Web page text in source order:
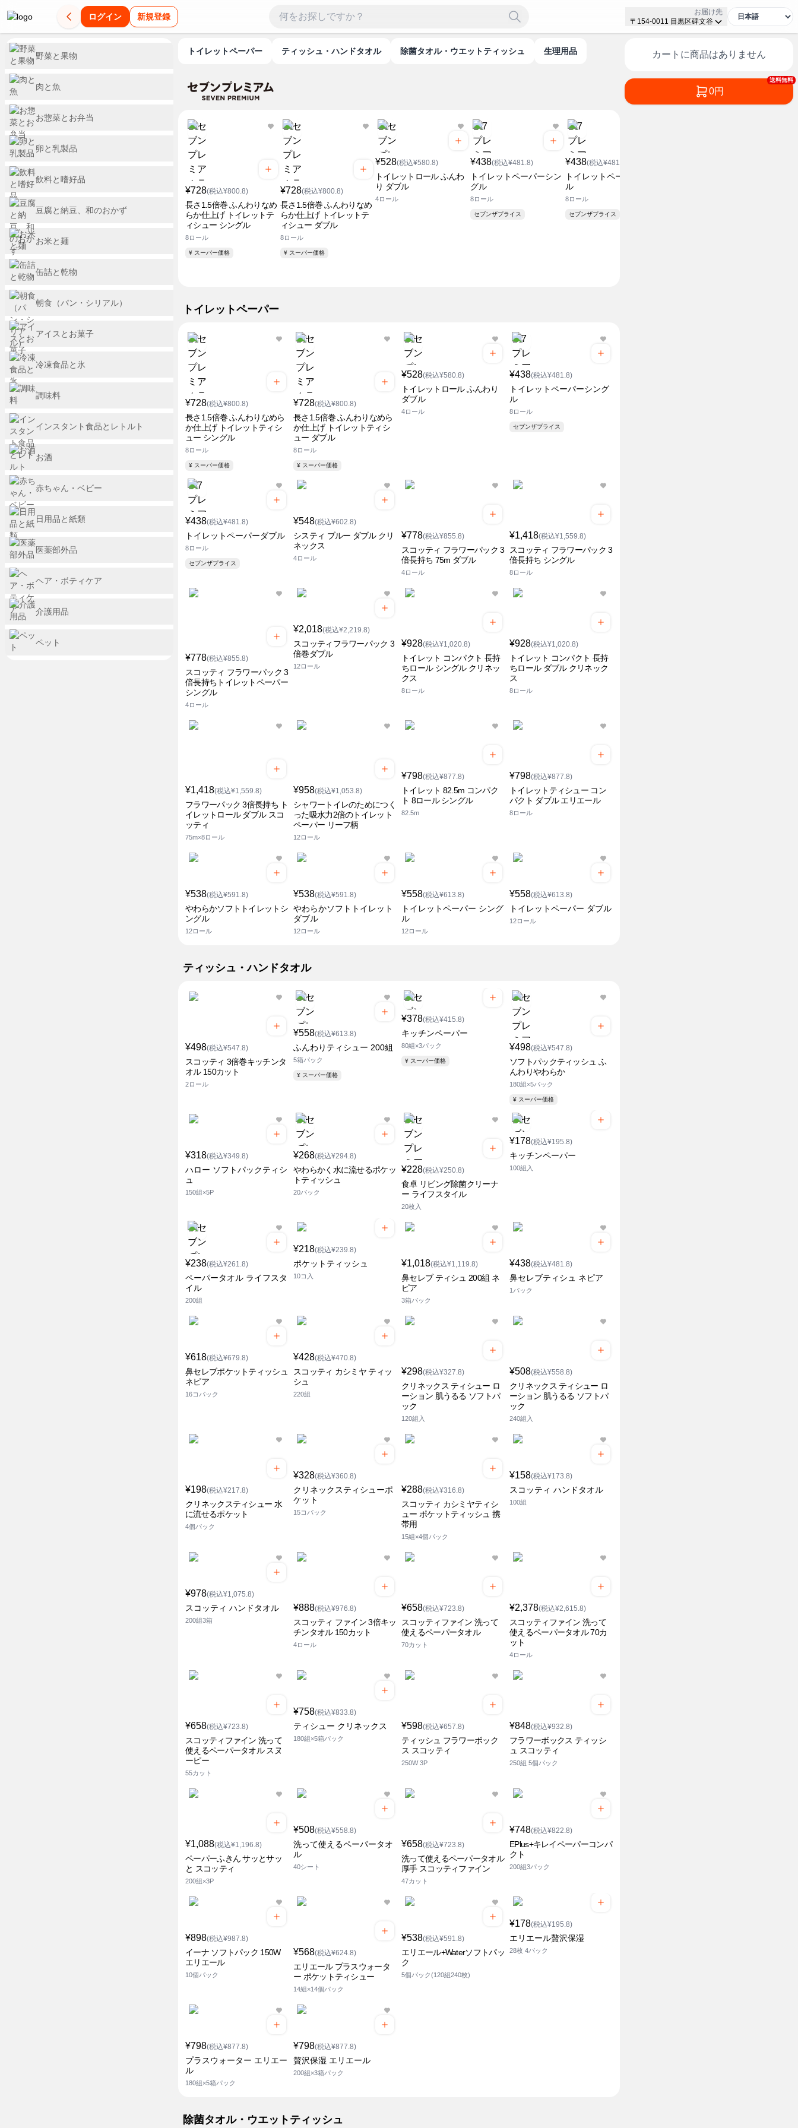
ログイン 新規登録
お届け先
〒154-0011 目黒区碑文谷
トイレットペーパー ティッシュ・ハンドタオル 除菌タオル・ウエットティッシュ 生理用品
¥728(税込¥800.8)
長さ1.5倍巻 ふんわりなめ
らか仕上げ トイレットテ
ィシュー シングル
8ロール
¥ スーパー価格
¥728(税込¥800.8)
長さ1.5倍巻 ふんわりなめ
らか仕上げ トイレットテ
ィシュー ダブル
8ロール
¥ スーパー価格
¥528(税込¥580.8)
トイレットロール ふんわ
り ダブル
4ロール
¥438(税込¥481.8)
トイレットペーパーシン
グル
8ロール
セブンザプライス
¥438(税込¥481.8)
トイレットペーパーダブ
ル
8ロール
セブンザプライス
トイレットペーパー
¥728(税込¥800.8)
長さ1.5倍巻 ふんわりなめら
か仕上げ トイレットティシ
ュー シングル
8ロール
¥ スーパー価格
¥728(税込¥800.8)
長さ1.5倍巻 ふんわりなめら
か仕上げ トイレットティシ
ュー ダブル
8ロール
¥ スーパー価格
¥528(税込¥580.8)
トイレットロール ふんわり
ダブル
4ロール
¥438(税込¥481.8)
トイレットペーパーシング
ル
8ロール
セブンザプライス
¥438(税込¥481.8)
トイレットペーパーダブル
8ロール
セブンザプライス
¥548(税込¥602.8)
システィ ブルー ダブル クリ
ネックス
4ロール
¥778(税込¥855.8)
スコッティ フラワーパック 3
倍長持ち 75m ダブル
4ロール
¥1,418(税込¥1,559.8)
スコッティ フラワーパック 3
倍長持ち シングル
8ロール
¥778(税込¥855.8)
スコッティ フラワーパック 3
倍長持ちトイレットペーパー
シングル
4ロール
¥2,018(税込¥2,219.8)
スコッティフラワーパック 3
倍巻ダブル
12ロール
¥928(税込¥1,020.8)
トイレット コンパクト 長持
ちロール シングル クリネッ
クス
8ロール
¥928(税込¥1,020.8)
トイレット コンパクト 長持
ちロール ダブル クリネック
ス
8ロール
¥1,418(税込¥1,559.8)
フラワーパック 3倍長持ち ト
イレットロール ダブル スコ
ッティ
75m×8ロール
¥958(税込¥1,053.8)
シャワートイレのためにつく
った吸水力2倍のトイレット
ペーパー リーフ柄
12ロール
¥798(税込¥877.8)
トイレット 82.5m コンパク
ト 8ロール シングル
82.5m
¥798(税込¥877.8)
トイレットティシュー コン
パクト ダブル エリエール
8ロール
¥538(税込¥591.8)
やわらかソフトトイレットシ
ングル
12ロール
¥538(税込¥591.8)
やわらかソフトトイレット
ダブル
12ロール
¥558(税込¥613.8)
トイレットペーパー シング
ル
12ロール
¥558(税込¥613.8)
トイレットペーパー ダブル
12ロール
ティッシュ・ハンドタオル
¥498(税込¥547.8)
スコッティ 3倍巻キッチンタ
オル 150カット
2ロール
¥558(税込¥613.8)
ふんわりティシュー 200組
5箱パック
¥ スーパー価格
¥378(税込¥415.8)
キッチンペーパー
80組×3パック
¥ スーパー価格
¥498(税込¥547.8)
ソフトパックティッシュ ふ
んわりやわらか
180組×5パック
¥ スーパー価格
¥318(税込¥349.8)
ハロー ソフトパックティシ
ュ
150組×5P
¥268(税込¥294.8)
やわらかく水に流せるポケッ
トティッシュ
20パック
¥228(税込¥250.8)
食卓 リビング除菌クリーナ
ー ライフスタイル
20枚入
¥178(税込¥195.8)
キッチンペーパー
100組入
¥238(税込¥261.8)
ペーパータオル ライフスタ
イル
200組
¥218(税込¥239.8)
ポケットティッシュ
10コ入
¥1,018(税込¥1,119.8)
鼻セレブ ティシュ 200組 ネ
ピア
3箱パック
¥438(税込¥481.8)
鼻セレブティシュ ネピア
1パック
¥618(税込¥679.8)
鼻セレブポケットティッシュ
ネピア
16コパック
¥428(税込¥470.8)
スコッティ カシミヤ ティッ
シュ
220組
¥298(税込¥327.8)
クリネックス ティシュー ロ
ーション 肌うるる ソフトパ
ック
120組入
¥508(税込¥558.8)
クリネックス ティシュー ロ
ーション 肌うるる ソフトパ
ック
240組入
¥198(税込¥217.8)
クリネックスティシュー 水
に流せるポケット
4個パック
¥328(税込¥360.8)
クリネックスティシューポ
ケット
15コパック
¥288(税込¥316.8)
スコッティ カシミヤティシ
ュー ポケットティッシュ 携
帯用
15組×4個パック
¥158(税込¥173.8)
スコッティ ハンドタオル
100組
¥978(税込¥1,075.8)
スコッティ ハンドタオル
200組3箱
¥888(税込¥976.8)
スコッティ ファイン 3倍キッ
チンタオル 150カット
4ロール
¥658(税込¥723.8)
スコッティファイン 洗って
使えるペーパータオル
70カット
¥2,378(税込¥2,615.8)
スコッティファイン 洗って
使えるペーパータオル 70カ
ット
4ロール
¥658(税込¥723.8)
スコッティファイン 洗って
使えるペーパータオル スヌ
ーピー
55カット
¥758(税込¥833.8)
ティシュー クリネックス
180組×5箱パック
¥598(税込¥657.8)
ティッシュ フラワーボック
ス スコッティ
250W 3P
¥848(税込¥932.8)
フラワーボックス ティッシ
ュ スコッティ
250組 5個パック
¥1,088(税込¥1,196.8)
ペーパーふきん サッとサッ
と スコッティ
200組×3P
¥508(税込¥558.8)
洗って使えるペーパータオ
ル
40シート
¥658(税込¥723.8)
洗って使えるペーパータオル
厚手 スコッティファイン
47カット
¥748(税込¥822.8)
EPlus+キレイペーパーコンパ
クト
200組3パック
¥898(税込¥987.8)
イーナ ソフトパック 150W
エリエール
10個パック
¥568(税込¥624.8)
エリエール プラスウォータ
ー ポケットティシュー
14組×14個パック
¥538(税込¥591.8)
エリエール+Waterソフトパッ
ク
5個パック(120組240枚)
¥178(税込¥195.8)
エリエール贅沢保湿
28枚 4パック
¥798(税込¥877.8)
プラスウォーター エリエー
ル
180組×5箱パック
¥798(税込¥877.8)
贅沢保湿 エリエール
200組×3箱パック
除菌タオル・ウエットティッシュ
カートに商品はありません
送料無料
0円
野菜と果物
肉と魚
お惣菜とお弁当
卵と乳製品
飲料と嗜好品
豆腐と納豆、和のおかず
お米と麺
缶詰と乾物
朝食（パン・シリアル）
アイスとお菓子
冷凍食品と氷
調味料
インスタント食品とレトルト
お酒
赤ちゃん・ベビー
日用品と紙類
医薬部外品
ヘア・ボティケア
介護用品
ペット